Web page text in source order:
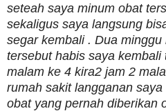
seteah saya minum obat
sekaligus saya langsung
segar kembali . Dua
tersebut habis saya
malam ke 4 kira2 jam 2
rumah sakit langganan
obat yang pernah diberikan